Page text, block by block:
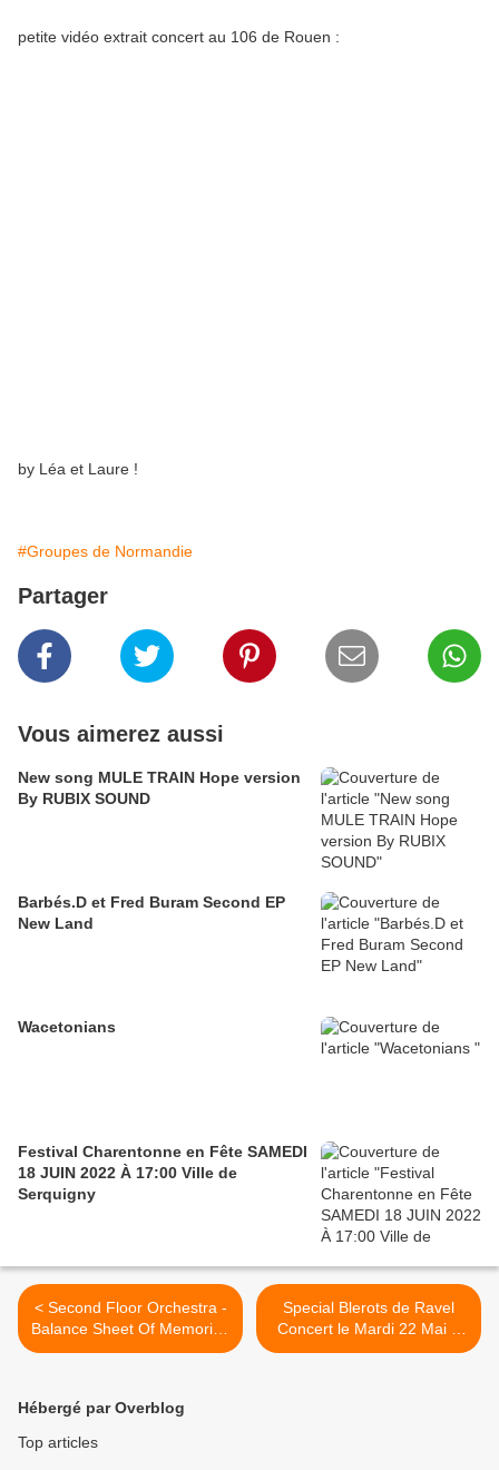
petite vidéo extrait concert au 106 de Rouen :
by Léa et Laure !
#Groupes de Normandie
Partager
Vous aimerez aussi
New song MULE TRAIN Hope version
By RUBIX SOUND
Barbés.D et Fred Buram Second EP
New Land
Wacetonians
Festival Charentonne en Fête SAMEDI
18 JUIN 2022 À 17:00 Ville de
Serquigny
< Second Floor Orchestra -
Balance Sheet Of Memories
(edit)
Special Blerots de Ravel
Concert le Mardi 22 Mai à
20h30 au Théatre le Rayon
Hébergé par Overblog
Top articles